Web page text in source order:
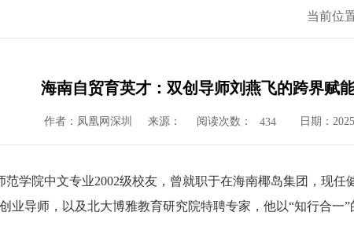
当前位
海南自贸育英才：双创导师刘燕飞的跨界赋
作者：凤凰网深圳 来源： 阅读次数： 434 日期：
范学院中文专业2002级校友，曾就职于在海南椰岛集团，现
业导师，以及北大博雅教育研究院特聘专家，他以“知行合一